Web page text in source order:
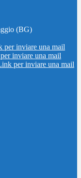
(BG)
per inviare una mail
inviare una mail
per inviare una mail